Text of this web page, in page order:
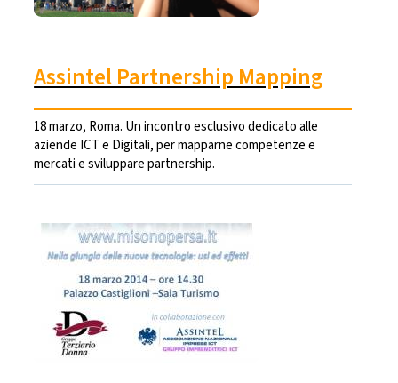
Assintel Partnership Mapping
18 marzo, Roma. Un incontro esclusivo dedicato alle
aziende ICT e Digitali, per mapparne competenze e
mercati e sviluppare partnership.